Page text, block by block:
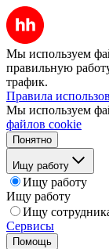
Мы используем
правильную
трафик.
Правила
Мы используем
файлов cookie
Понятно
Ищу работу
Ищу работу
Ищу работу
Ищу
Сервисы
Помощь